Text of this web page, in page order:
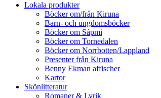
Lokala produkter
Böcker om/från Kiruna
Barn- och ungdomsböcker
Böcker om Sápmi
Böcker om Tornedalen
Böcker om Norrbotten/Lappland
Presenter från Kiruna
Benny Ekman affischer
Kartor
Skönlitteratur
Romaner & Lyrik